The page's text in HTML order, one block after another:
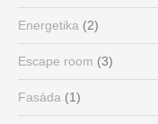
Energetika (2)
Escape room (3)
Fasáda (1)